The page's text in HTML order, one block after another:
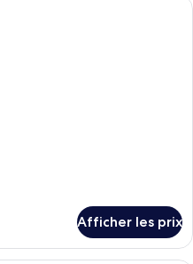
Afficher les prix